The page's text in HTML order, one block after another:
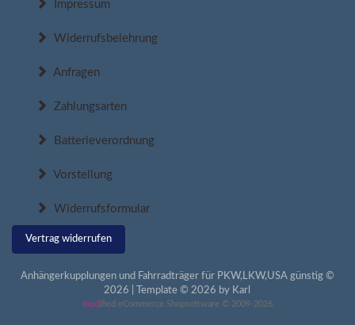
Impressum
Widerrufsbelehrung
Anfragen
Zahlungsarten
Batterieverordnung
Vorstellung
Widerrufsformular
Vertrag widerrufen
Anhängerkupplungen und Fahrradträger für PKW,LKW,USA günstig ©
2026 | Template © 2026 by Karl
modified eCommerce Shopsoftware © 2009-2026